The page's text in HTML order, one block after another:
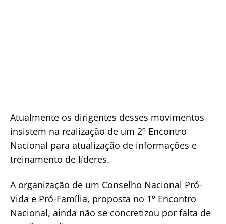
Atualmente os dirigentes desses movimentos
insistem na realização de um 2º Encontro
Nacional para atualização de informações e
treinamento de líderes.
A organização de um Conselho Nacional Pró-
Vida e Pró-Família, proposta no 1º Encontro
Nacional, ainda não se concretizou por falta de